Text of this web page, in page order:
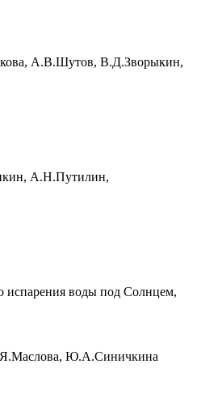
А.В.Шутов, В.Д.Зворыкин,
А.Н.Путилин,
испарения воды под Солнцем,
Ю.А.Синичкина